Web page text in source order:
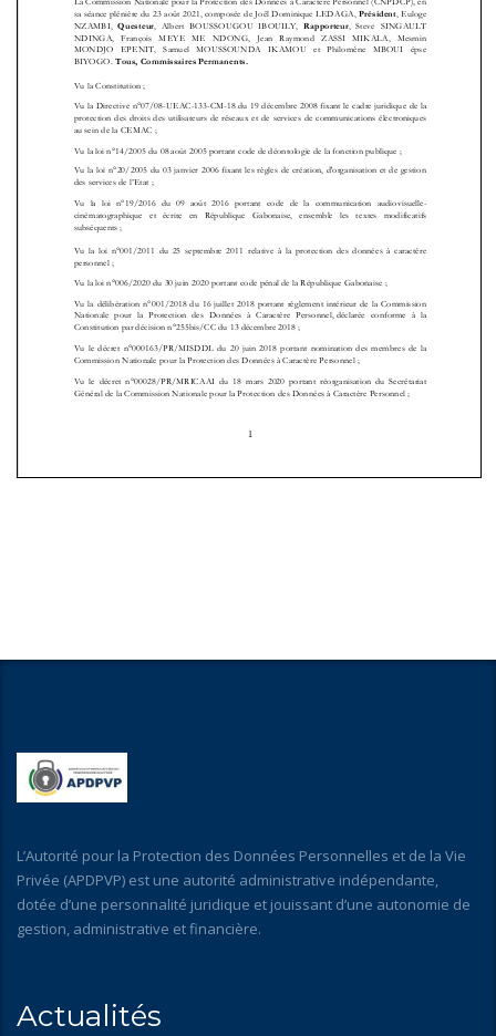
L’Autorité pour la Protection des Données Personnelles et de la Vie
Privée (APDPVP) est une autorité administrative indépendante,
dotée d’une personnalité juridique et jouissant d’une autonomie de
gestion, administrative et financière.
Actualités